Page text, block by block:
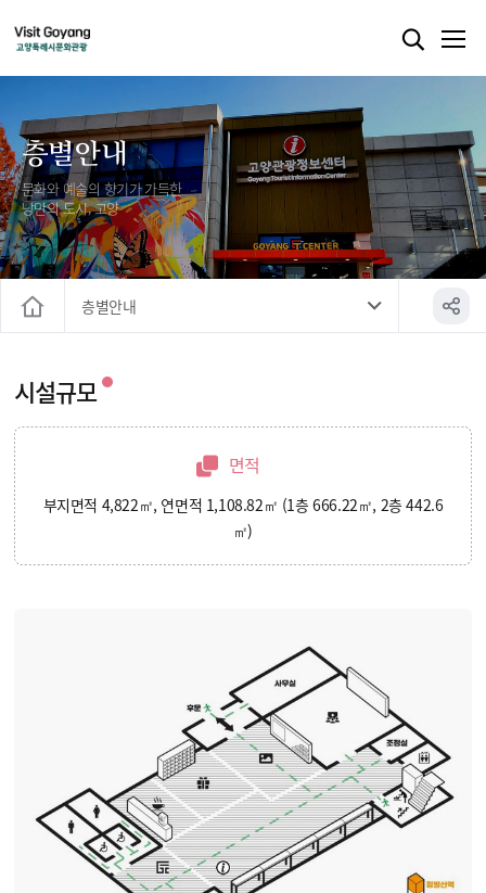
층별안내
문화와 예술의 향기가 가득한
낭만의 도시, 고양
층별안내
시설규모
면적
부지면적 4,822㎡, 연면적 1,108.82㎡ (1층 666.22㎡, 2층 442.6
㎡)